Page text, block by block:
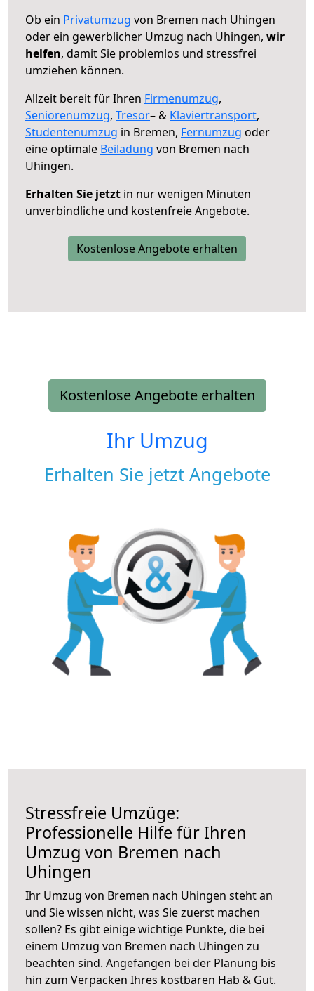
Ob ein Privatumzug von Bremen nach Uhingen
oder ein gewerblicher Umzug nach Uhingen, wir
helfen, damit Sie problemlos und stressfrei
umziehen können.
Allzeit bereit für Ihren Firmenumzug,
Seniorenumzug, Tresor– & Klaviertransport,
Studentenumzug in Bremen, Fernumzug oder
eine optimale Beiladung von Bremen nach
Uhingen.
Erhalten Sie jetzt in nur wenigen Minuten
unverbindliche und kostenfreie Angebote.
Kostenlose Angebote erhalten
Kostenlose Angebote erhalten
Ihr Umzug
Erhalten Sie jetzt Angebote
Stressfreie Umzüge:
Professionelle Hilfe für Ihren
Umzug von Bremen nach
Uhingen
Ihr Umzug von Bremen nach Uhingen steht an
und Sie wissen nicht, was Sie zuerst machen
sollen? Es gibt einige wichtige Punkte, die bei
einem Umzug von Bremen nach Uhingen zu
beachten sind. Angefangen bei der Planung bis
hin zum Verpacken Ihres kostbaren Hab & Gut.